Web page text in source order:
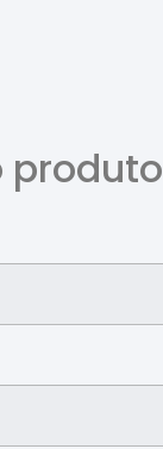
produto